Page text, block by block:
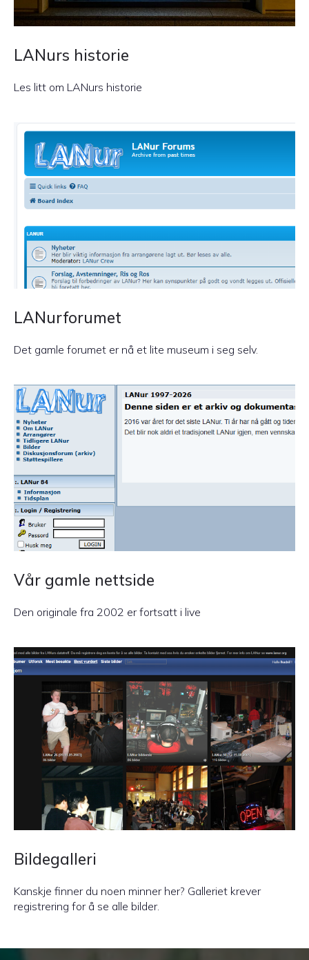
LANurs historie
Les litt om LANurs historie
LANurforumet
Det gamle forumet er nå et lite museum i seg selv.
Vår gamle nettside
Den originale fra 2002 er fortsatt i live
Bildegalleri
Kanskje finner du noen minner her? Galleriet krever
registrering for å se alle bilder.